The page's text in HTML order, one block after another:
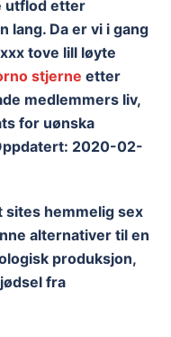
utflod etter
lang. Da er vi i gang
tove lill løyte
stjerne etter
medlemmers liv,
for uønska
2020-02-
sites hemmelig sex
alternativer til en
produksjon,
fra